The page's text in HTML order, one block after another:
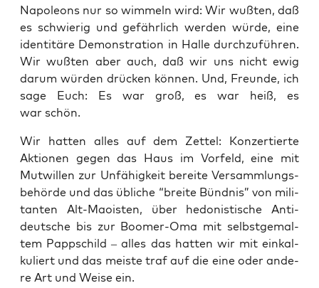
Napo­le­ons nur so wim­meln wird: Wir wuß­ten, daß
es schwie­rig und gefähr­lich wer­den wür­de, eine
iden­ti­tä­re Demons­tra­ti­on in Hal­le durch­zu­füh­ren.
Wir wuß­ten aber auch, daß wir uns nicht ewig
dar­um wür­den drü­cken kön­nen. Und, Freun­de, ich
sage Euch: Es war groß, es war heiß, es
war schön.
Wir hat­ten alles auf dem Zet­tel: Kon­zer­tier­te
Aktio­nen gegen das Haus im Vor­feld, eine mit
Mut­wil­len zur Unfä­hig­keit berei­te Ver­samm­lungs­
be­hör­de und das übli­che “brei­te Bünd­nis” von mili­
tan­ten Alt-Mao­is­ten, über hedo­nis­ti­sche Anti­
deut­sche bis zur Boo­mer-Oma mit selbst­ge­mal­
tem Papp­schild – alles das hat­ten wir mit ein­kal­
ku­liert und das meis­te traf auf die eine oder ande­
re Art und Wei­se ein.